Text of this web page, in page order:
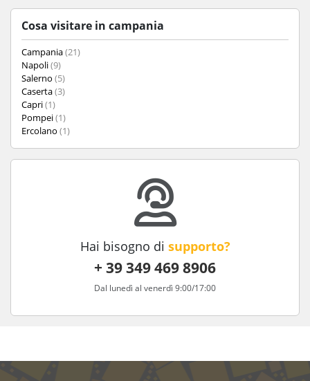
Cosa visitare in campania
Campania(21)
Napoli(9)
Salerno (5)
Caserta(3)
Capri(1)
Pompei(1)
Ercolano (1)
Hai bisogno di supporto?
+ 39 349 469 8906
Dal lunedì al venerdì 9:00/17:00